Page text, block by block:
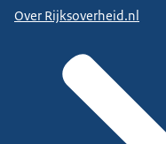
Over Rijksoverheid.nl